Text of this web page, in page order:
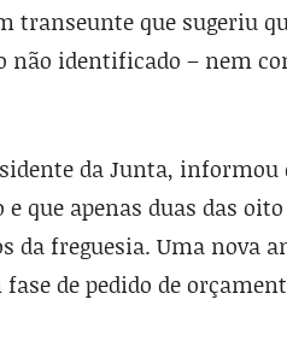
transeunte que sugeriu
não identificado – nem
da Junta, informou
que apenas duas das
da freguesia. Uma nova
de pedido de